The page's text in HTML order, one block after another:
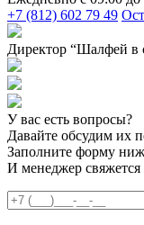
+7 (812) 602 79 49
Директор “Шалфей в
У вас есть вопросы?
Давайте обсудим их
Заполните форму
И менеджер